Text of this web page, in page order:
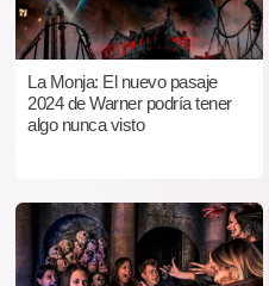
La Monja: El nuevo pasaje
2024 de Warner podría tener
algo nunca visto